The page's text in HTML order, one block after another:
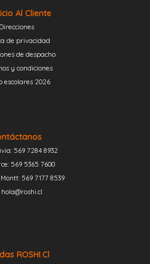
Al Cliente
Direcciones
de privacidad
de despacho
y condiciones
escolares 2026
569 7284 8932
569 5365 7600
569 7177 8539
hola@roshi.cl
ROSHI.cl